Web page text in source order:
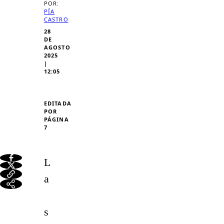
POR:
PÍA
CASTRO
28
DE
AGOSTO
2025
|
12:05
EDITADA
POR
PÁGINA
7
L
a
s